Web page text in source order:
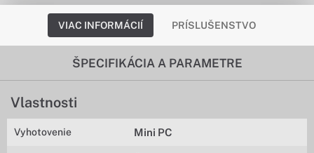
VIAC INFORMÁCIÍ PRÍSLUŠENSTVO
ŠPECIFIKÁCIA A PARAMETRE
Vlastnosti
Vyhotovenie Mini PC